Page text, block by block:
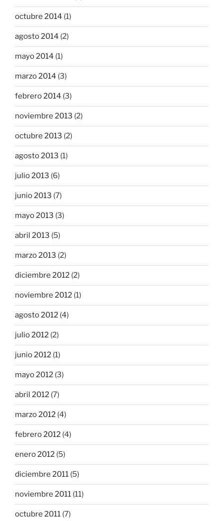
octubre 2014 (1)
agosto 2014 (2)
mayo 2014 (1)
marzo 2014 (3)
febrero 2014 (3)
noviembre 2013 (2)
octubre 2013 (2)
agosto 2013 (1)
julio 2013 (6)
junio 2013 (7)
mayo 2013 (3)
abril 2013 (5)
marzo 2013 (2)
diciembre 2012 (2)
noviembre 2012 (1)
agosto 2012 (4)
julio 2012 (2)
junio 2012 (1)
mayo 2012 (3)
abril 2012 (7)
marzo 2012 (4)
febrero 2012 (4)
enero 2012 (5)
diciembre 2011 (5)
noviembre 2011 (11)
octubre 2011 (7)